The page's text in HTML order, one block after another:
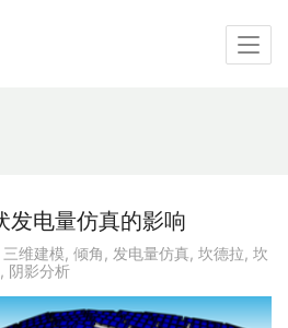
发电量仿真的影响
三维建模, 倾角 , 发电量仿真, 坎德拉, 坎
, 阴影分析